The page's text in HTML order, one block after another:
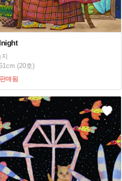
(20호)
판매됨